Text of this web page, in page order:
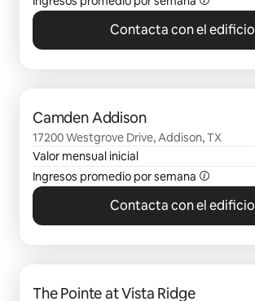
Contacta con el edificio
Camden Addison
17200 Westgrove Drive, Addison, TX
Valor mensual inicial
Ingresos promedio por semana
Contacta con el edificio
The Pointe at Vista Ridge